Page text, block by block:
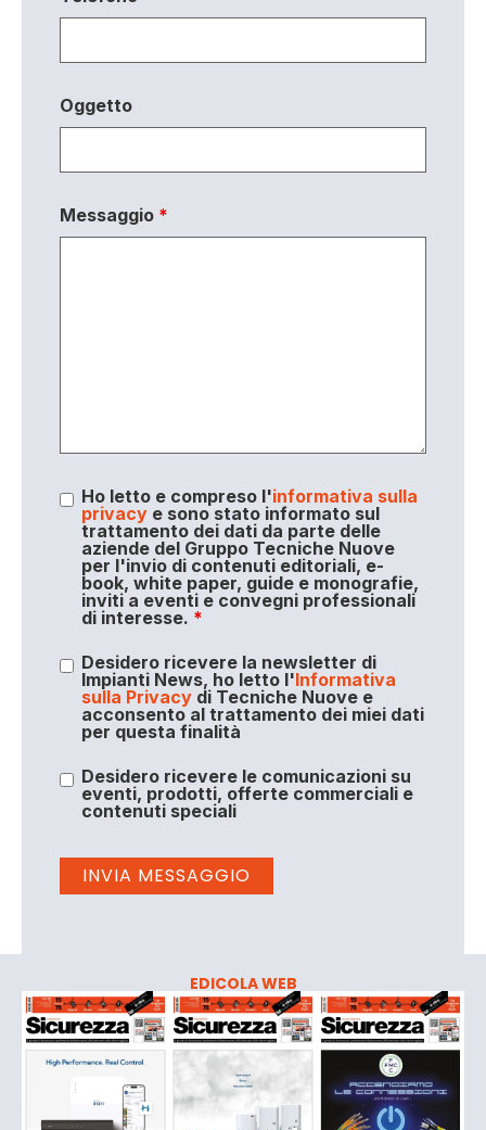
Oggetto
Messaggio *
Ho letto e compreso l'informativa sulla
privacye sono stato informato sul
trattamento dei dati da parte delle
aziende del Gruppo Tecniche Nuove
per l'invio di contenuti editoriali, e-
book, white paper, guide e monografie,
inviti a eventi e convegni professionali
di interesse. *
Desidero ricevere la newsletter di
Impianti News, ho letto l'Informativa
sulla Privacydi Tecniche Nuove e
acconsento al trattamento dei miei dati
per questa finalità
Desidero ricevere le comunicazioni su
eventi, prodotti, offerte commerciali e
contenuti speciali
EDICOLA WEB